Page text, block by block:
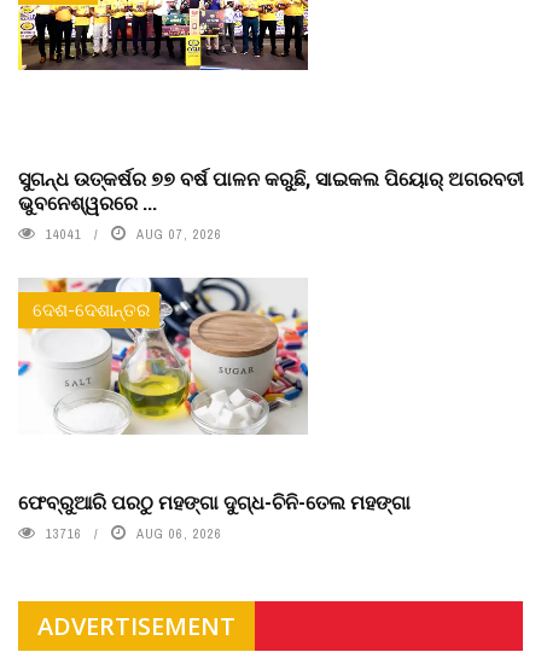
ସୁଗନ୍ଧ ଉତ୍କର୍ଷର ୭୭ ବର୍ଷ ପାଳନ କରୁଛି, ସାଇକଲ ପିୟୋର୍‌ ଅଗରବତୀ
ଭୁବନେଶ୍ୱରରେ ...
14041 AUG 07, 2026
ଦେଶ-ଦେଶାନ୍ତର
ଫେବ୍ରୁଆରି ପରଠୁ ମହଙ୍ଗା ଦୁଗ୍ଧ-ଚିନି-ତେଲ ମହଙ୍ଗା
13716 AUG 06, 2026
ADVERTISEMENT